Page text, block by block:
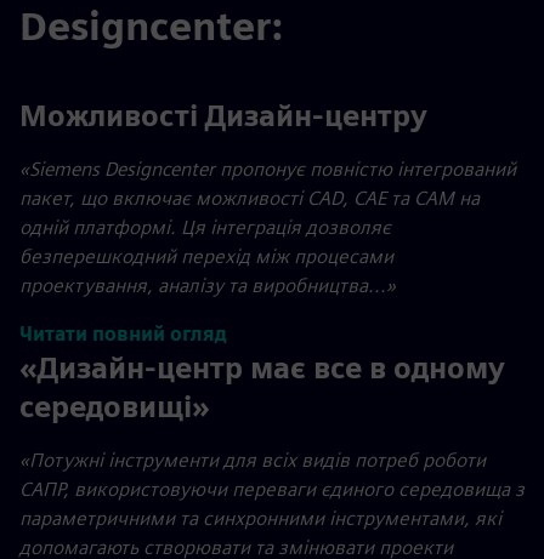
Designcenter:
Можливості Дизайн-центру
«Siemens Designcenter пропонує повністю інтегрований
пакет, що включає можливості CAD, CAE та CAM на
одній платформі. Ця інтеграція дозволяє
безперешкодний перехід між процесами
проектування, аналізу та виробництва...»
Читати повний огляд
«Дизайн-центр має все в одному
середовищі»
«Потужні інструменти для всіх видів потреб роботи
САПР, використовуючи переваги єдиного середовища з
параметричними та синхронними інструментами, які
допомагають створювати та змінювати проекти